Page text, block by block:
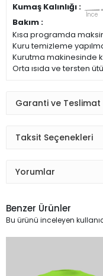
Kumaş Kalınlığı :
Bakım :
Kısa programda
Kuru temizleme
Kurutma makinesinde
Orta ısıda ve tersten
Garanti ve Teslimat
Taksit Seçenekleri
Yorumlar
Benzer Ürünler
Bu ürünü inceleyen